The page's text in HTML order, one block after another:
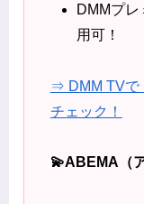
DMMプ
用可！
⇒ DMM TVで
チェック！
💫ABEMA（